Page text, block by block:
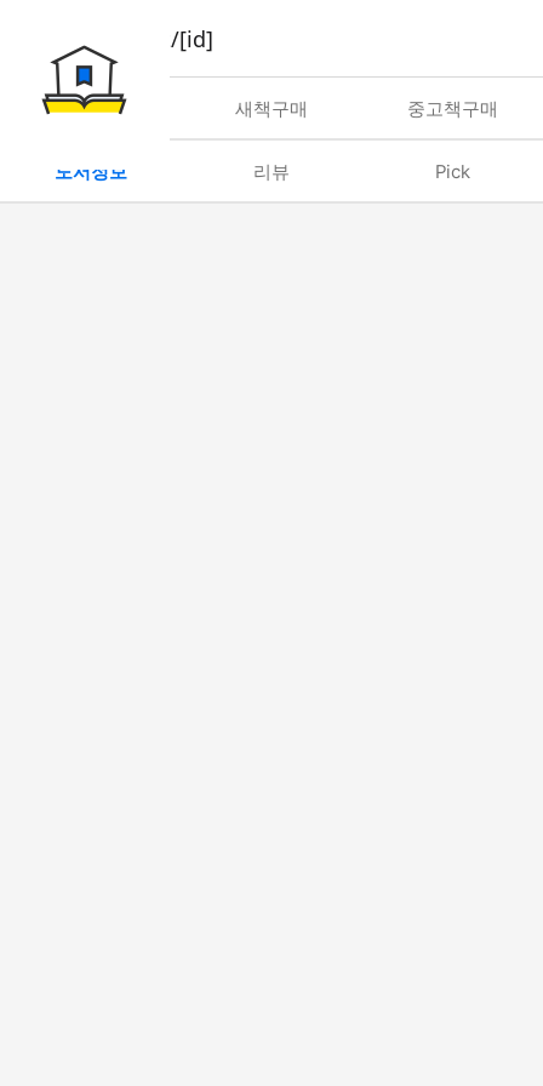
book/rent/[id]
대여 새책구매 중고책구매
도서정보 리뷰 Pick